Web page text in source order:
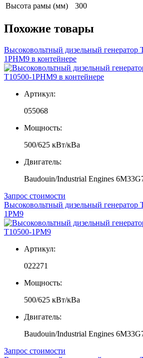
Высота рамы (мм) 300
Похожие товары
Высоковольтный дизельный
1РНМ9 в контейнере
Артикул:
055068
Мощность:
500/625 кВт/кВа
Двигатель:
Baudouin/Industrial Engines
Запрос стоимости
Высоковольтный дизельный
1РМ9
Артикул:
022271
Мощность:
500/625 кВт/кВа
Двигатель:
Baudouin/Industrial Engines
Запрос стоимости